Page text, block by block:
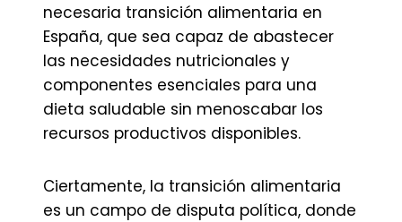
necesaria transición alimentaria en
España, que sea capaz de abastecer
las necesidades nutricionales y
componentes esenciales para una
dieta saludable sin menoscabar los
recursos productivos disponibles.
Ciertamente, la transición alimentaria
es un campo de disputa política, donde